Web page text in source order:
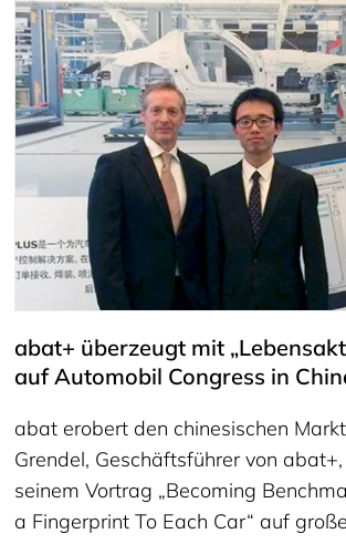
abat+ überzeugt mit
auf Automobil Congress in
abat erobert den chinesischen
Grendel, Geschäftsführer von
seinem Vortrag „Becoming
a Fingerprint To Each Car“ auf